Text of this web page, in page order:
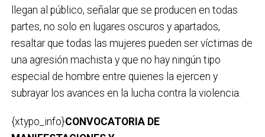
llegan al público, señalar que se producen en todas
partes, no solo en lugares oscuros y apartados,
resaltar que todas las mujeres pueden ser víctimas de
una agresión machista y que no hay ningún tipo
especial de hombre entre quienes la ejercen y
subrayar los avances en la lucha contra la violencia.
{xtypo_info}CONVOCATORIA DE